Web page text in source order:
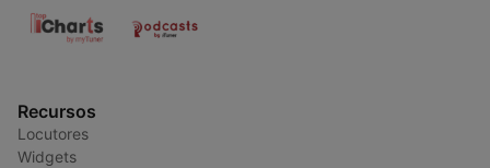
Recursos
Locutores
Widgets